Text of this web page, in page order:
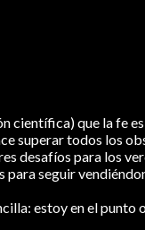
científica) que la fe
superar todos los
desafíos para los
seguir
estoy en el punto